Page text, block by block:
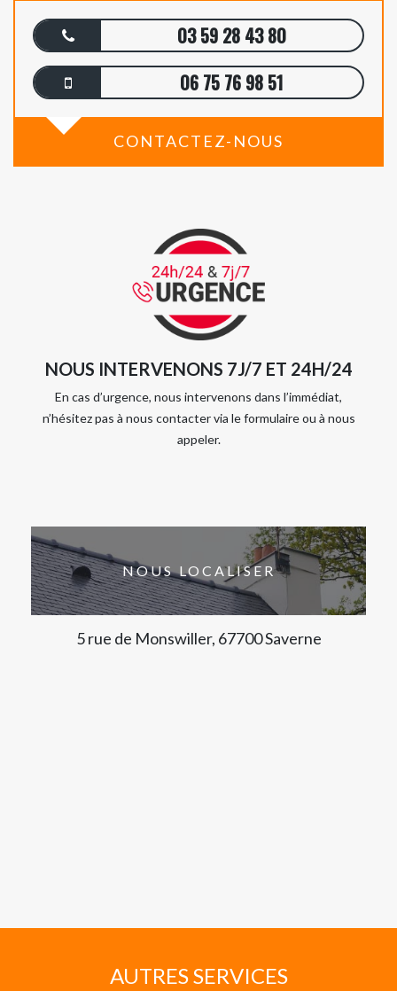
03 59 28 43 80
06 75 76 98 51
CONTACTEZ-NOUS
NOUS INTERVENONS 7J/7 ET 24H/24
En cas d’urgence, nous intervenons dans l’immédiat,
n’hésitez pas à nous contacter via le formulaire ou à nous
appeler.
NOUS LOCALISER
5 rue de Monswiller, 67700 Saverne
AUTRES SERVICES